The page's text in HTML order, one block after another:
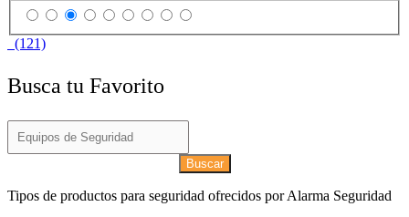
(121)
Busca tu Favorito
Buscar
Tipos de productos para seguridad ofrecidos por Alarma Seguridad